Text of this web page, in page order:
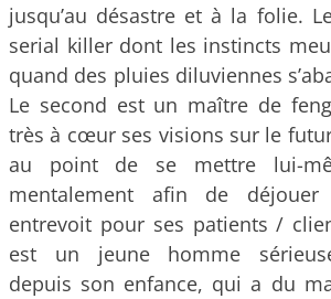
jusqu’au désastre et à la folie.
serial killer dont les instincts
quand des pluies diluviennes
Le second est un maître de
très à cœur ses visions sur le
au point de se mettre lui-
mentalement afin de
entrevoit pour ses patients /
est un jeune homme
depuis son enfance, qui a du